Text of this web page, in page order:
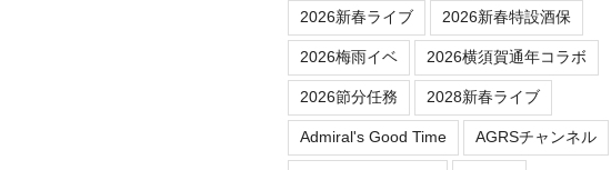
2026新春ライブ 2026新春特設酒保
2026梅雨イベ 2026横須賀通年コラボ
2026節分任務 2028新春ライブ
Admiral's Good Time AGRSチャンネル